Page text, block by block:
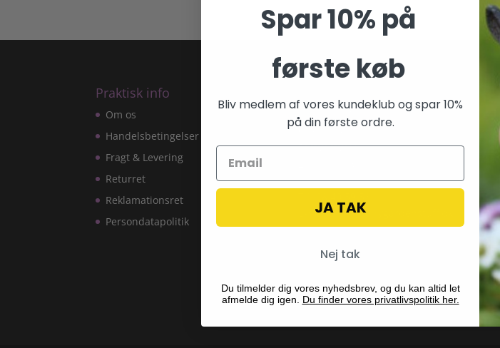
Praktisk info
Om os
Handelsbetingelser
Fragt & Levering
Returret
Reklamationsret
Persondatapolitik
Kpopland ApS
CVR 44835576
Forsvarsvej 9
E-mail:info@fairygardenstuff.dk
Spar 10% på
første køb
Bliv medlem af vores kundeklub og spar 10%
på din første ordre.
JA TAK
Nej tak
Du tilmelder dig vores nyhedsbrev, og du kan altid let
afmelde dig igen. Du finder vores privatlivspolitik her.